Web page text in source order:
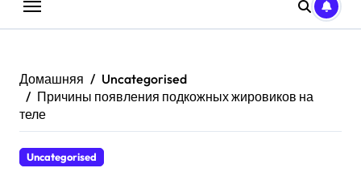
Домашняя
Uncategorised
Причины появления подкожных жировиков на
теле
Uncategorised